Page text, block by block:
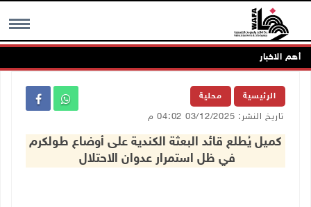
MENU أهم الاخبار
الرئيسية محلية
تاريخ النشر: 03/12/2025 04:02 م
كميل يُطلع قائد البعثة الكندية على أوضاع طولكرم
في ظل استمرار عدوان الاحتلال